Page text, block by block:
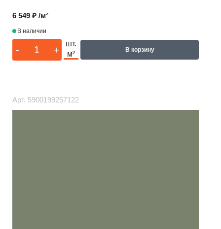
6 549 ₽ /м²
В наличии
- +
шт.
м²
В корзину
Арт. 5900199257122